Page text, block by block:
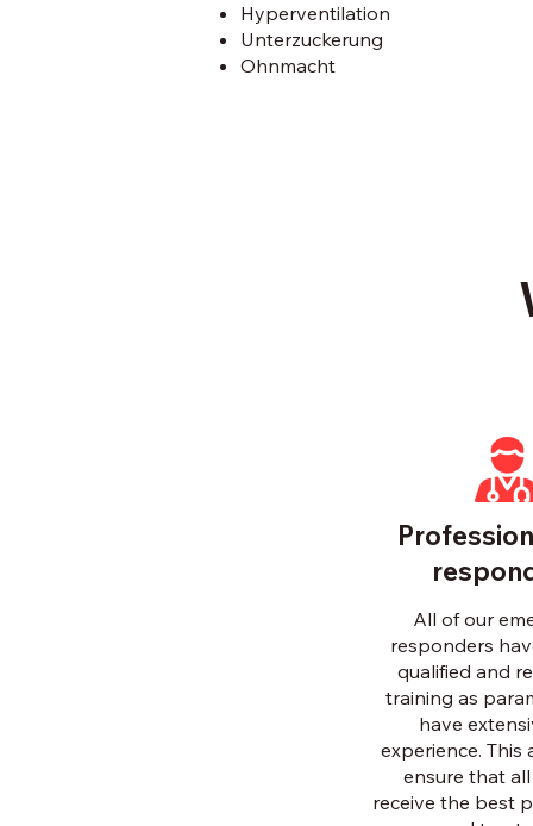
Hyperventilation
Unterzuckerung
Ohnmacht
All of our
responders
qualified and
training as
have
experience. This
ensure that
receive the best